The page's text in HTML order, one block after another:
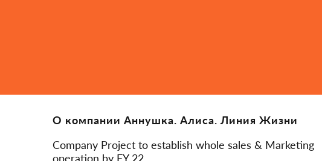
О компании Аннушка. Алиса. Линия Жизни
Company Project to establish whole sales & Marketing
operation by FY 22